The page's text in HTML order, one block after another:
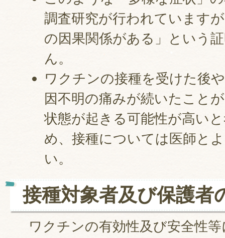
調査研究が行われています
の因果関係がある」という
ん。
ワクチンの接種を受けた後
因不明の痛みが続いたこと
状態が起きる可能性が高い
め、接種については医師と
い。
接種対象者及び保護者
ワクチンの有効性及び安全性